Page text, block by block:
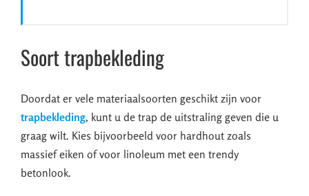
Soort trapbekleding
Doordat er vele materiaalsoorten geschikt zijn voor
trapbekleding, kunt u de trap de uitstraling geven die u
graag wilt. Kies bijvoorbeeld voor hardhout zoals
massief eiken of voor linoleum met een trendy
betonlook.